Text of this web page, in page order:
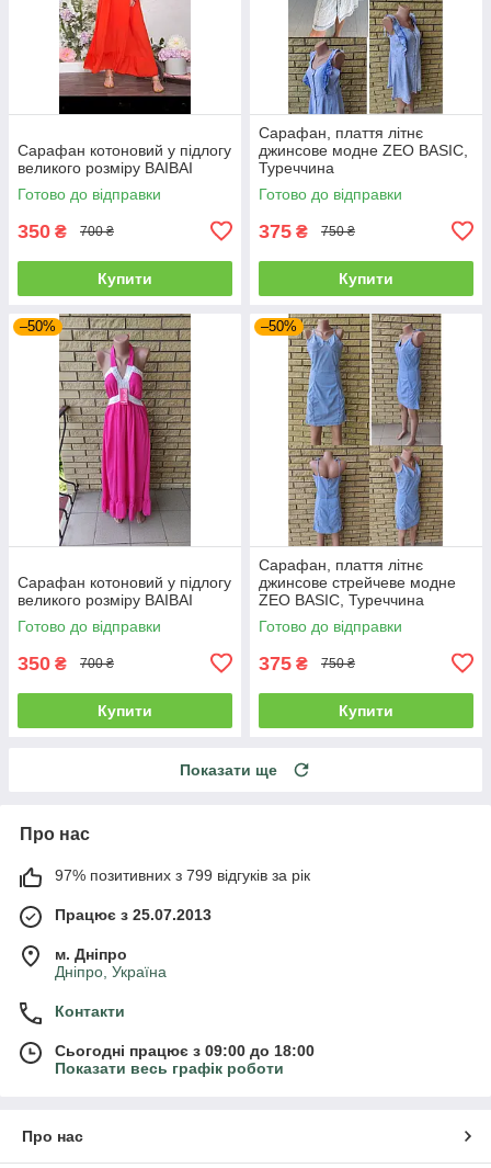
Сарафан котоновий у підлогу
великого розміру BAIBAI
Готово до відправки
350 ₴ 700 ₴
Купити
Сарафан, плаття літнє
джинсове модне ZEO BASIC,
Туреччина
Готово до відправки
375 ₴ 750 ₴
Купити
–50%
Сарафан котоновий у підлогу
великого розміру BAIBAI
Готово до відправки
350 ₴ 700 ₴
Купити
–50%
Сарафан, плаття літнє
джинсове стрейчеве модне
ZEO BASIC, Туреччина
Готово до відправки
375 ₴ 750 ₴
Купити
Показати ще
Про нас
97% позитивних з 799 відгуків за рік
Працює з 25.07.2013
м. Дніпро
Дніпро, Україна
Контакти
Сьогодні працює з 09:00 до 18:00
Показати весь графік роботи
Про нас